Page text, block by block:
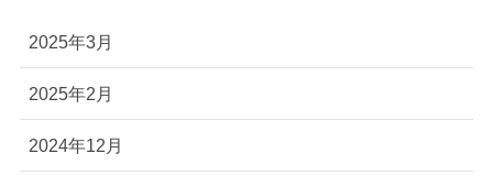
2025年3月
2025年2月
2024年12月